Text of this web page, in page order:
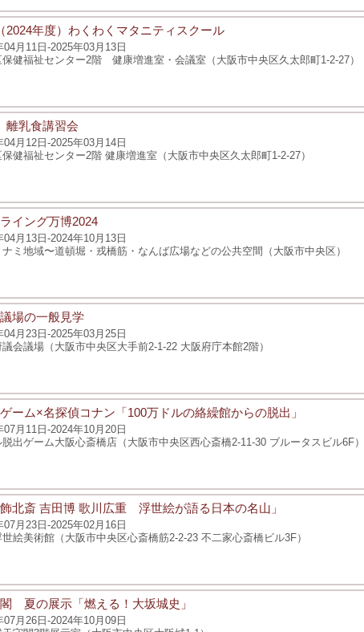
2024年度）わくわくマタニティスクール
04月11日-2025年03月13日
保健福祉センター2階 健康増進室・会議室（大阪市中央区久太郎町1-2-27）
乳食講習会
04月12日-2025年03月14日
健福祉センター2階 健康増進室（大阪市中央区久太郎町1-2-27）
イング万博2024
04月13日-2024年10月13日
ナミ地域〜道頓堀・戎橋筋・なんば広場などの公共空間（大阪市中央区）
場の一般見学
04月23日-2025年03月25日
議会議場（大阪市中央区大手前2-1-22 大阪府庁本館2階）
ーム×名探偵コナン「100万ドルの絡繰館からの脱出」
07月11日-2024年10月20日
脱出ゲーム大阪心斎橋店（大阪市中央区西心斎橋2-11-30 ブルータスビル6F）
北斎 吉田博 歌川広重 浮世絵が語る日本の名山」
07月23日-2025年02月16日
世絵美術館（大阪市中央区心斎橋筋2-2-23 不二家心斎橋ビル3F）
夏の展示「燃える！大坂城史」
07月26日-2024年10月09日